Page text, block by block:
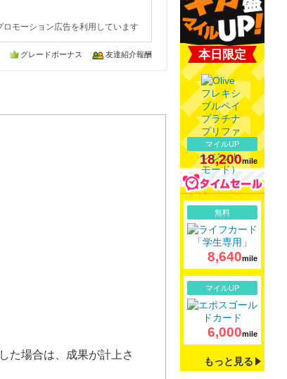
モーション広告を利用しています
グレードボーナス 友達紹介報酬
た場合は、成果が計上さ
本日限定
マイルUP
18,200mile
無料
8,640mile
マイルUP
6,000mile
もっと見る